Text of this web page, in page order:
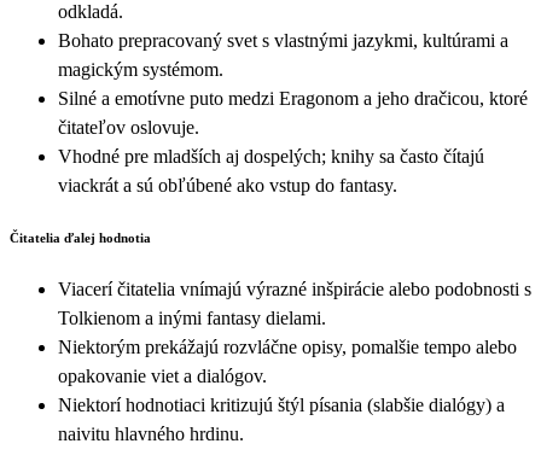
odkladá.
Bohato prepracovaný svet s vlastnými jazykmi, kultúrami a
magickým systémom.
Silné a emotívne puto medzi Eragonom a jeho dračicou, ktoré
čitateľov oslovuje.
Vhodné pre mladších aj dospelých; knihy sa často čítajú
viackrát a sú obľúbené ako vstup do fantasy.
Čitatelia ďalej hodnotia
Viacerí čitatelia vnímajú výrazné inšpirácie alebo podobnosti s
Tolkienom a inými fantasy dielami.
Niektorým prekážajú rozvláčne opisy, pomalšie tempo alebo
opakovanie viet a dialógov.
Niektorí hodnotiaci kritizujú štýl písania (slabšie dialógy) a
naivitu hlavného hrdinu.